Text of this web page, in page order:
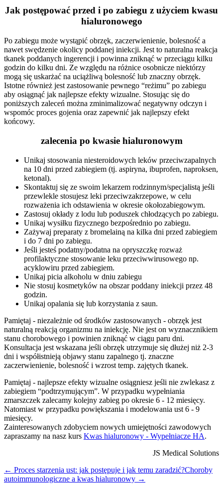
Jak postępować przed i po zabiegu z użyciem kwasu
hialuronowego
Po zabiegu może wystąpić obrzęk, zaczerwienienie, bolesność a
nawet swędzenie okolicy poddanej iniekcji. Jest to naturalna reakcja
tkanek poddanych ingerencji i powinna zniknąć w przeciągu kilku
godzin do kilku dni. Ze względu na różnice osobnicze niektórzy
mogą się uskarżać na uciążliwą bolesność lub znaczny obrzęk.
Istotne również jest zastosowanie pewnego “reżimu” po zabiegu
aby osiągnąć jak najlepsze efekty wizualne. Stosując się do
poniższych zaleceń można zminimalizować negatywny odczyn i
wspomóc proces gojenia oraz zapewnić jak najlepszy efekt
końcowy.
zalecenia po kwasie hialuronowym
Unikaj stosowania niesteroidowych leków przeciwzapalnych
na 10 dni przed zabiegiem (tj. aspiryna, ibuprofen, naproksen,
ketonal).
Skontaktuj się ze swoim lekarzem rodzinnym/specjalistą jeśli
przewlekle stosujesz leki przeciwzakrzepowe, w celu
rozważenia ich odstawienia w okresie okołozabiegowym.
Zastosuj okłady z lodu lub poduszek chłodzących po zabiegu.
Unikaj wysiłku fizycznego bezpośrednio po zabiegu.
Zażywaj preparaty z bromelainą na kilka dni przed zabiegiem
i do 7 dni po zabiegu.
Jeśli jesteś podatny/podatna na opryszczkę rozważ
profilaktyczne stosowanie leku przeciwwirusowego np.
acyklowiru przed zabiegiem.
Unikaj picia alkoholu w dniu zabiegu
Nie stosuj kosmetyków na obszar poddany iniekcji przez 48
godzin.
Unikaj opalania się lub korzystania z saun.
Pamiętaj - niezależnie od środków zastosowanych - obrzęk jest
naturalną reakcją organizmu na iniekcję. Nie jest on wyznacznikiem
stanu chorobowego i powinien zniknąć w ciągu paru dni.
Konsultacja jest wskazana jeśli obrzęk utrzymuje się dłużej niż 2-3
dni i współistnieją objawy stanu zapalnego tj. znaczne
zaczerwienienie, bolesność i wzrost temp. zajętych tkanek.
Pamiętaj - najlepsze efekty wizualne osiągniesz jeśli nie zwlekasz z
zabiegiem “podtrzymującym”. W przypadku wypełniania
zmarszczek zalecamy kolejny zabieg po okresie 6 - 12 miesięcy.
Natomiast w przypadku powiększania i modelowania ust 6 - 9
miesięcy.
Zainteresowanych zdobyciem nowych umiejętności zawodowych
zapraszamy na nasz kurs Kwas hialuronowy - Wypełniacze HA.
JS Medical Solutions
← Proces starzenia ust: jak postępuje i jak temu zaradzić?Choroby
autoimmunologiczne a kwas hialuronowy →